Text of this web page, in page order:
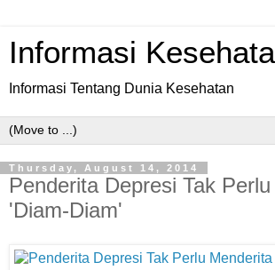
Informasi
Informasi Tentang Dunia Kesehatan
Thursday, August 14, 2014
Penderita Depresi Tak
'Diam-Diam'